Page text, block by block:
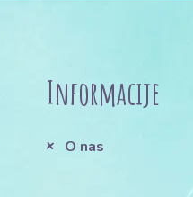
Informacije
O nas